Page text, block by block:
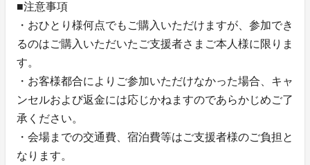
■注意事項
・おひとり様何点でもご購入いただけますが、参加でき
るのはご購入いただいたご支援者さまご本人様に限りま
す。
・お客様都合によりご参加いただけなかった場合、キャ
ンセルおよび返金には応じかねますのであらかじめご了
承ください。
・会場までの交通費、宿泊費等はご支援者様のご負担と
なります。